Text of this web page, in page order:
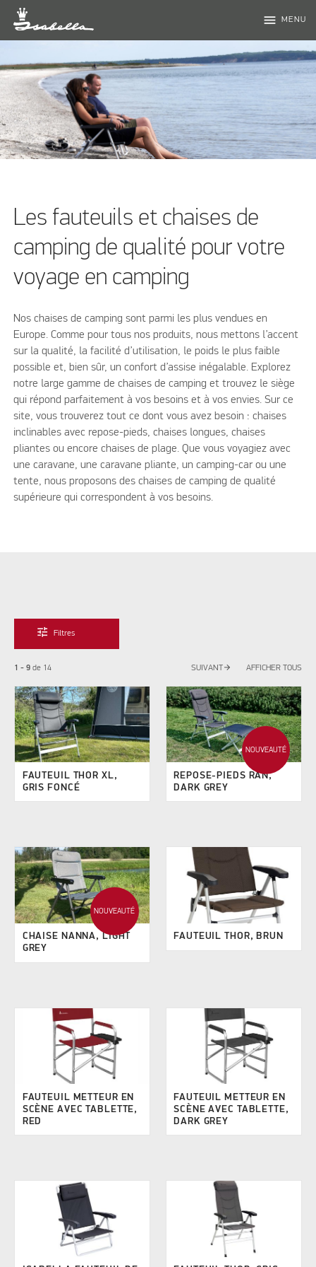
menu MENU
Les fauteuils et chaises de
camping de qualité pour votre
voyage en camping
Nos chaises de camping sont parmi les plus vendues en
Europe. Comme pour tous nos produits, nous mettons l’accent
sur la qualité, la facilité d’utilisation, le poids le plus faible
possible et, bien sûr, un confort d’assise inégalable. Explorez
notre large gamme de chaises de camping et trouvez le siège
qui répond parfaitement à vos besoins et à vos envies. Sur ce
site, vous trouverez tout ce dont vous avez besoin : chaises
inclinables avec repose-pieds, chaises longues, chaises
pliantes ou encore chaises de plage. Que vous voyagiez avec
une caravane, une caravane pliante, un camping-car ou une
tente, nous proposons des chaises de camping de qualité
supérieure qui correspondent à vos besoins.
tune Filtres
1 - 9de 14 SUIVANT arrow_forward AFFICHER TOUS
FAUTEUIL THOR XL,
GRIS FONCÉ
NOUVEAUTÉ
REPOSE-PIEDS RAN,
DARK GREY
NOUVEAUTÉ
CHAISE NANNA, LIGHT
GREY
FAUTEUIL THOR, BRUN
FAUTEUIL METTEUR EN
SCÈNE AVEC TABLETTE,
RED
FAUTEUIL METTEUR EN
SCÈNE AVEC TABLETTE,
DARK GREY